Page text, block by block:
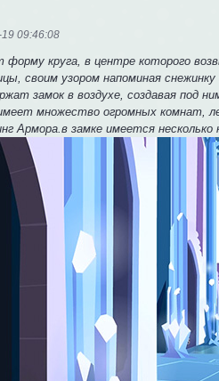
09:46:08
форму круга, в центре которого
своим узором напоминая
замок в воздухе, создавая под
множество огромных комнат,
Армора.в замке имеется несколько